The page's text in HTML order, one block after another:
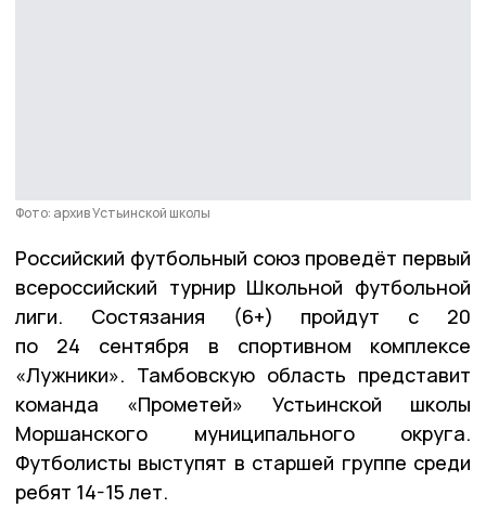
Фото: архив Устьинской школы
Российский футбольный союз проведёт первый
всероссийский турнир Школьной футбольной
лиги. Состязания (6+) пройдут с 20
по 24 сентября в спортивном комплексе
«Лужники». Тамбовскую область представит
команда «Прометей» Устьинской школы
Моршанского муниципального округа.
Футболисты выступят в старшей группе среди
ребят 14-15 лет.